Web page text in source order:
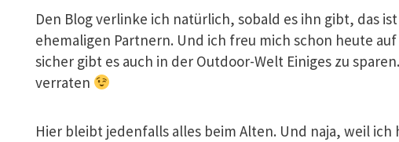
Den Blog verlinke ich natürlich, sobald es ihn gibt, das
ehemaligen Partnern. Und ich freu mich schon heute
sicher gibt es auch in der Outdoor-Welt Einiges zu
verraten
Hier bleibt jedenfalls alles beim Alten. Und naja, weil ich